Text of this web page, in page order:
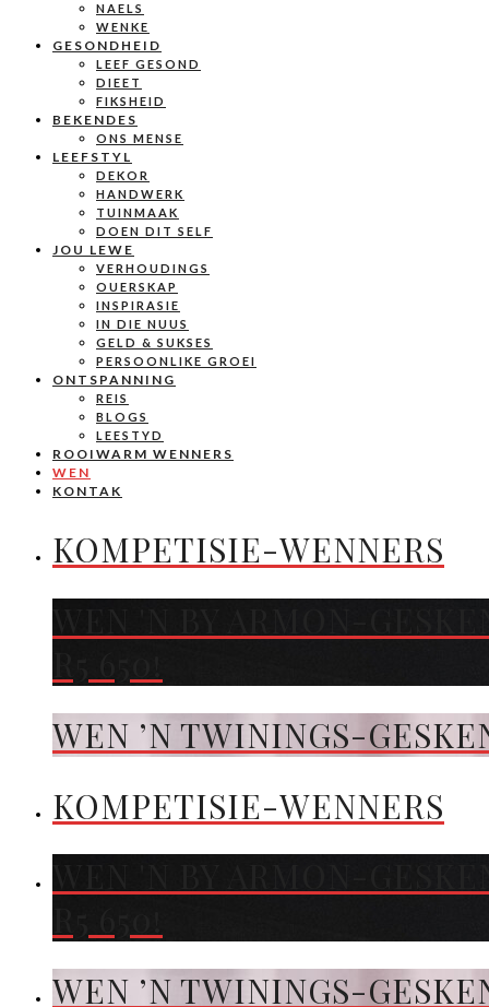
NAELS
WENKE
GESONDHEID
LEEF GESOND
DIEET
FIKSHEID
BEKENDES
ONS MENSE
LEEFSTYL
DEKOR
HANDWERK
TUINMAAK
DOEN DIT SELF
JOU LEWE
VERHOUDINGS
OUERSKAP
INSPIRASIE
IN DIE NUUS
GELD & SUKSES
PERSOONLIKE GROEI
ONTSPANNING
REIS
BLOGS
LEESTYD
ROOIWARM WENNERS
WEN
KONTAK
KOMPETISIE-WENNERS
WEN ’N TWININGS-
KOMPETISIE-WENNERS
WEN ’N TWININGS-